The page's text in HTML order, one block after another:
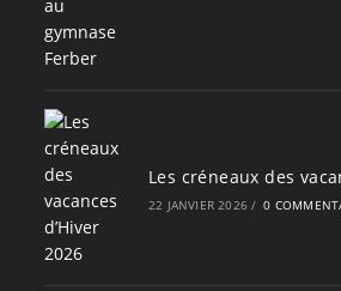
Les créneaux des
22 JANVIER 2026 / 0